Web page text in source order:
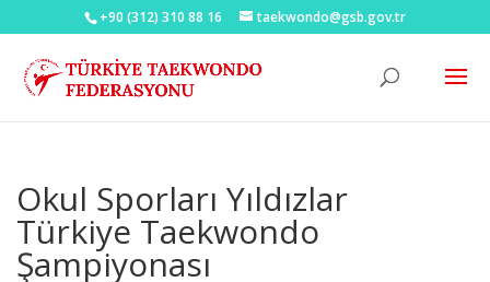
+90 (312) 310 88 16 taekwondo@gsb.gov.tr
Okul Sporları Yıldızlar
Türkiye Taekwondo
Şampiyonası